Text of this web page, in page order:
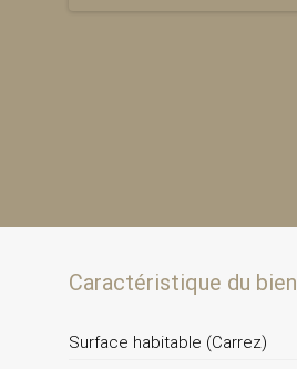
Caractéristique du bien
Surface habitable (Carrez)